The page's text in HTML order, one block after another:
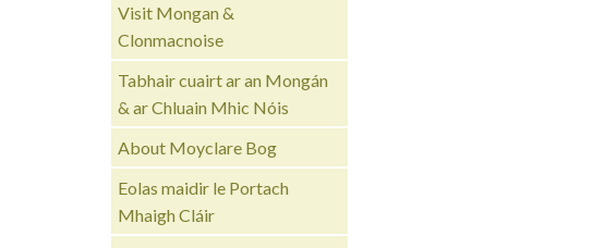
Visit Mongan &
Clonmacnoise
Tabhair cuairt ar an Mongán
& ar Chluain Mhic Nóis
About Moyclare Bog
Eolas maidir le Portach
Mhaigh Cláir